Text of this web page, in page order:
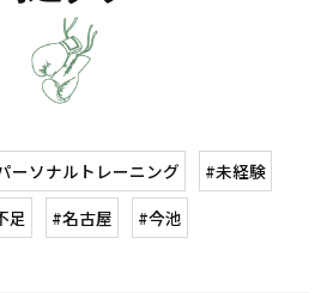
ーソナルトレーニング
#未経験
足
#名古屋 #今池